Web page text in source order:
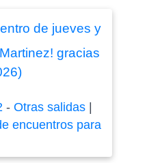
de jueves y
gracias
- Otras salidas|
encuentros para